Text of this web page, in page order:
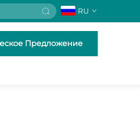
RU
Предложение